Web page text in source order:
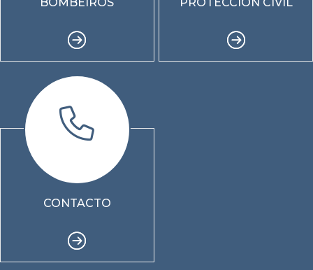
BOMBEIROS PROTECCIÓN CIVIL
CONTACTO